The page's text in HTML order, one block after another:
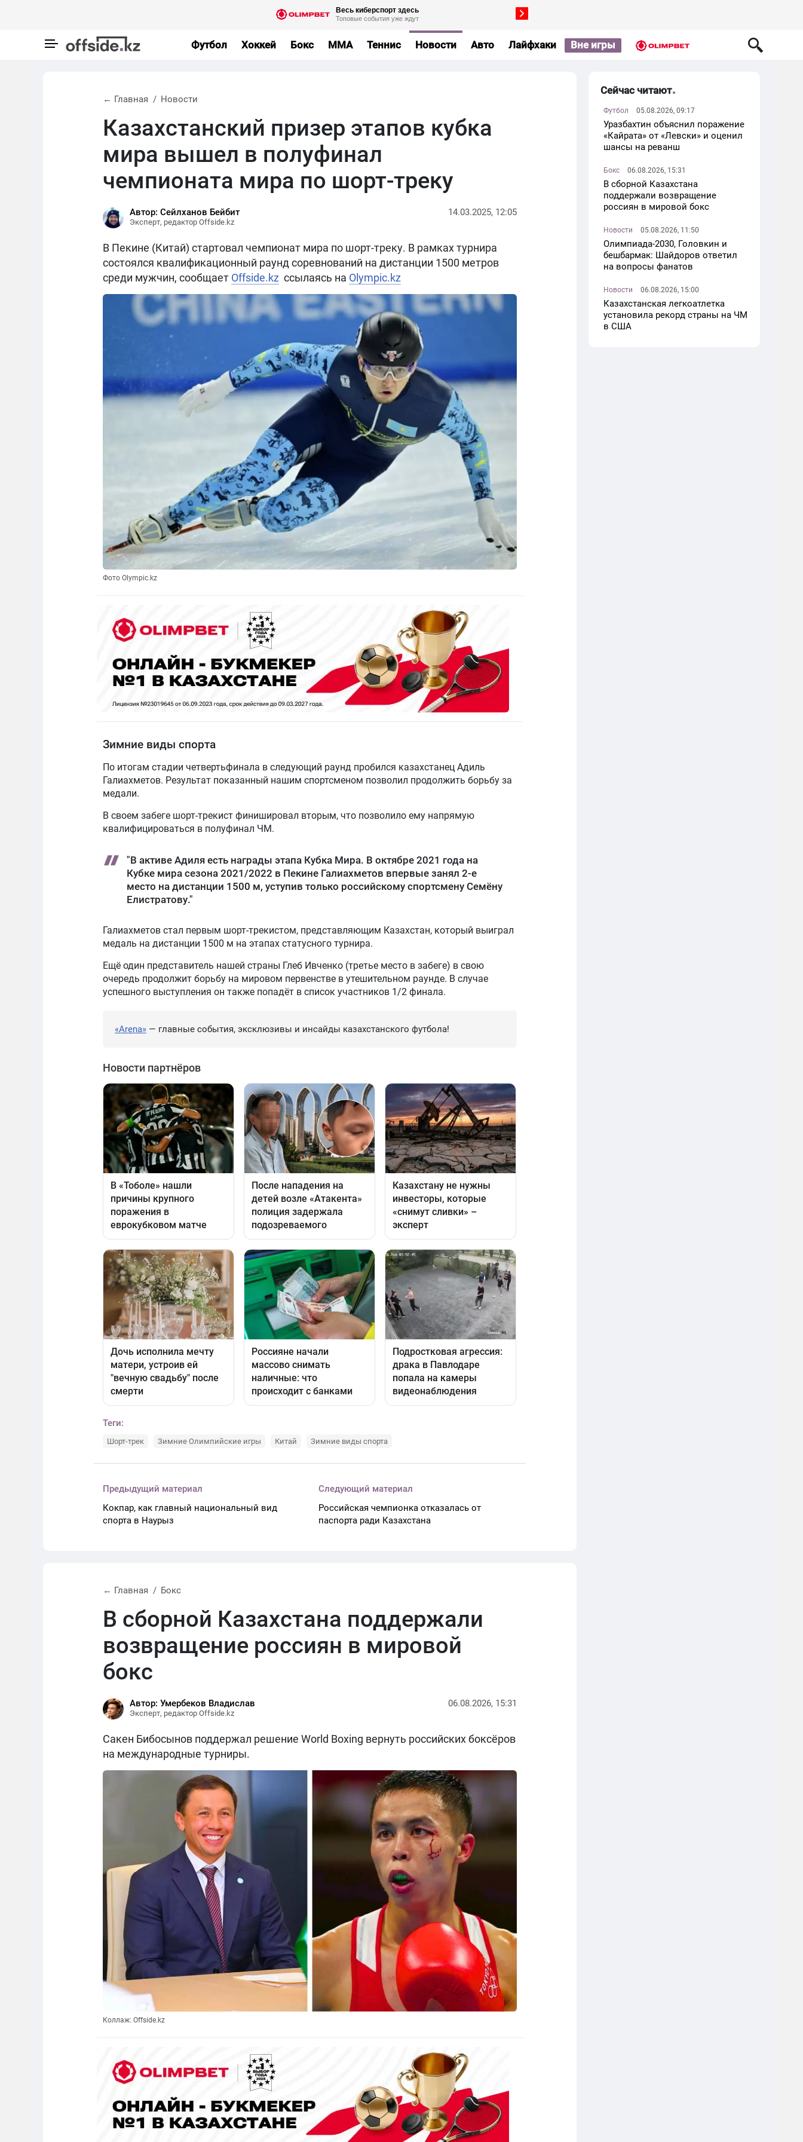
Футбол Хоккей Бокс MMA Теннис Новости Авто Лайфхаки Вне игры
← Главная Новости
Казахстанский призер этапов кубка
мира вышел в полуфинал
чемпионата мира по шорт-треку
Автор: Сейлханов Бейбит
Эксперт, редактор Offside.kz
14.03.2025, 12:05
В Пекине (Китай) стартовал чемпионат мира по шорт-треку. В рамках турнира
состоялся квалификационный раунд соревнований на дистанции 1500 метров
среди мужчин, сообщает Offside.kz ссылаясь на Olympic.kz
Фото Olympic.kz
Зимние виды спорта
По итогам стадии четвертьфинала в следующий раунд пробился казахстанец Адиль
Галиахметов. Результат показанный нашим спортсменом позволил продолжить борьбу за
медали.
В своем забеге шорт-трекист финишировал вторым, что позволило ему напрямую
квалифицироваться в полуфинал ЧМ.
"В активе Адиля есть награды этапа Кубка Мира. В октябре 2021 года на
Кубке мира сезона 2021/2022 в Пекине Галиахметов впервые занял 2-е
место на дистанции 1500 м, уступив только российскому спортсмену Семёну
Елистратову."
Галиахметов стал первым шорт-трекистом, представляющим Казахстан, который выиграл
медаль на дистанции 1500 м на этапах статусного турнира.
Ещё один представитель нашей страны Глеб Ивченко (третье место в забеге) в свою
очередь продолжит борьбу на мировом первенстве в утешительном раунде. В случае
успешного выступления он также попадёт в список участников 1/2 финала.
«Arena» — главные события, эксклюзивы и инсайды казахстанского футбола!
Теги:
Шорт-трек Зимние Олимпийские игры Китай Зимние виды спорта
Предыдущий материал
Кокпар, как главный национальный вид
спорта в Наурыз
Следующий материал
Российская чемпионка отказалась от
паспорта ради Казахстана
← Главная Бокс
В сборной Казахстана поддержали
возвращение россиян в мировой
бокс
Автор: Умербеков Владислав
Эксперт, редактор Offside.kz
06.08.2026, 15:31
Сакен Бибосынов поддержал решение World Boxing вернуть российских боксёров
на международные турниры.
Коллаж: Offside.kz
Сейчас читают
Футбол 05.08.2026, 09:17
Уразбахтин объяснил поражение
«Кайрата» от «Левски» и оценил
шансы на реванш
Бокс 06.08.2026, 15:31
В сборной Казахстана
поддержали возвращение
россиян в мировой бокс
Новости 05.08.2026, 11:50
Олимпиада-2030, Головкин и
бешбармак: Шайдоров ответил
на вопросы фанатов
Новости 06.08.2026, 15:00
Казахстанская легкоатлетка
установила рекорд страны на ЧМ
в США